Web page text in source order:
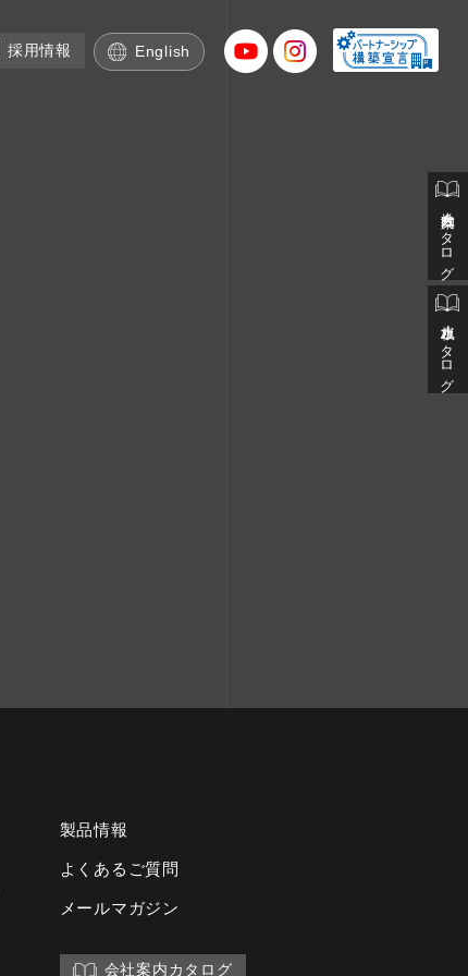
採用情報 English
会社案内カタログ
止水板カタログ
製品情報
よくあるご質問
メールマガジン
会社案内カタログ